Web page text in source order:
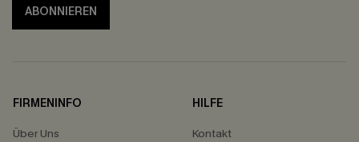
ABONNIEREN
FIRMENINFO
Über Uns
HILFE
Kontakt